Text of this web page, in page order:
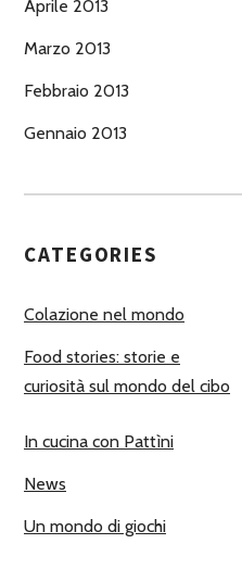
Aprile 2013
Marzo 2013
Febbraio 2013
Gennaio 2013
CATEGORIES
Colazione nel mondo
Food stories: storie e
curiosità sul mondo del cibo
In cucina con Pattìni
News
Un mondo di giochi